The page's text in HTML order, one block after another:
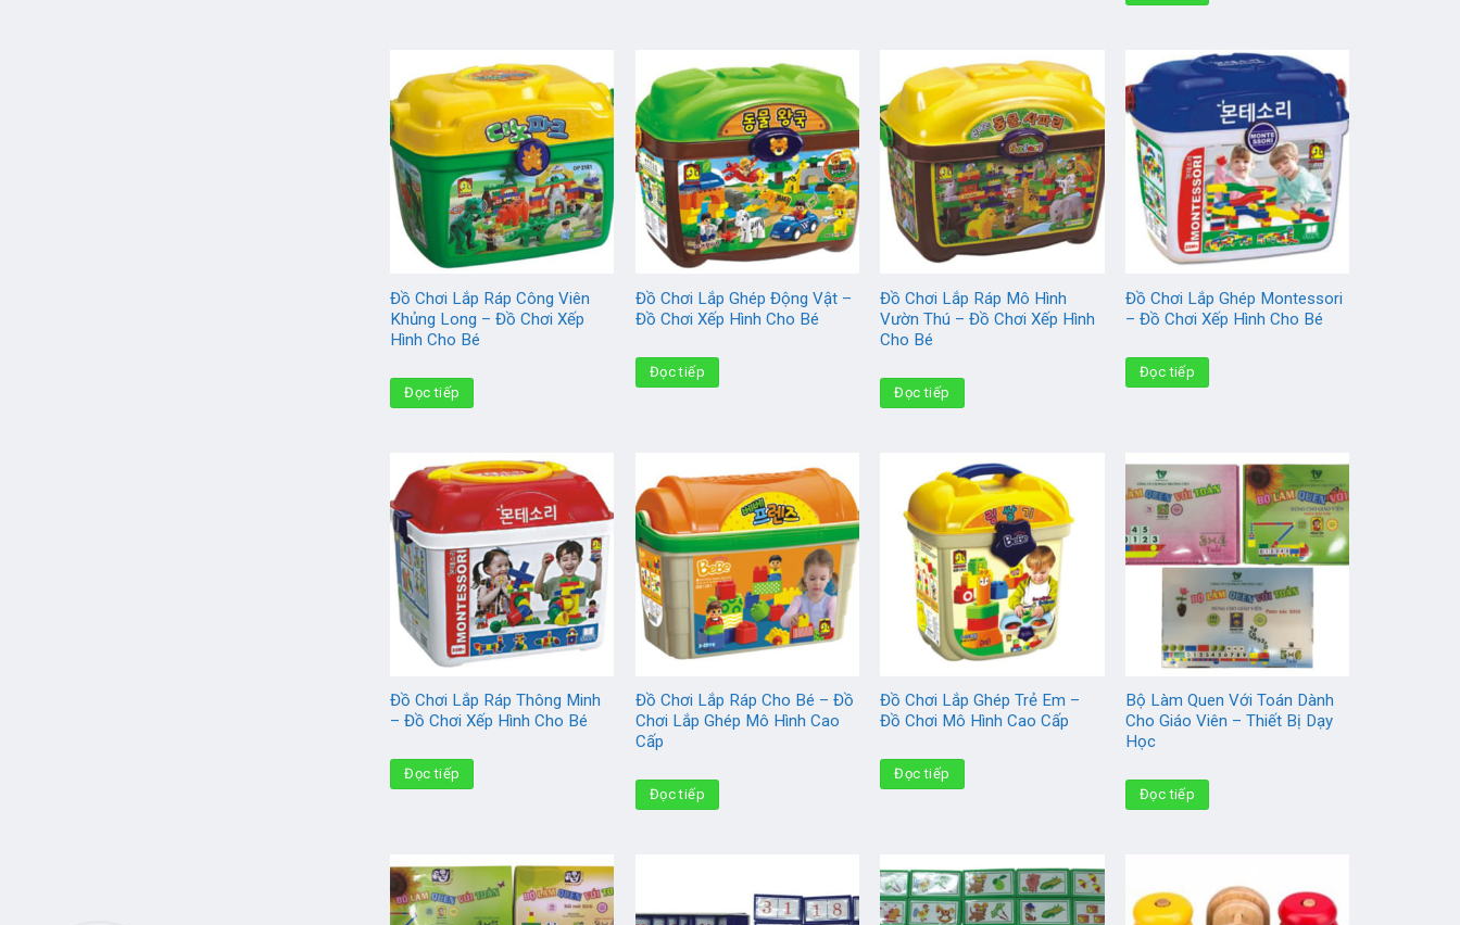
Đồ Chơi Lắp Ráp Công Viên
Khủng Long – Đồ Chơi Xếp
Hình Cho Bé
Đọc tiếp
Đồ Chơi Lắp Ghép Động Vật –
Đồ Chơi Xếp Hình Cho Bé
Đọc tiếp
Đồ Chơi Lắp Ráp Mô Hình
Vườn Thú – Đồ Chơi Xếp Hình
Cho Bé
Đọc tiếp
Đồ Chơi Lắp Ghép Montessori
– Đồ Chơi Xếp Hình Cho Bé
Đọc tiếp
Đồ Chơi Lắp Ráp Thông Minh
– Đồ Chơi Xếp Hình Cho Bé
Đọc tiếp
Đồ Chơi Lắp Ráp Cho Bé – Đồ
Chơi Lắp Ghép Mô Hình Cao
Cấp
Đọc tiếp
Đồ Chơi Lắp Ghép Trẻ Em –
Đồ Chơi Mô Hình Cao Cấp
Đọc tiếp
Bộ Làm Quen Với Toán Dành
Cho Giáo Viên – Thiết Bị Dạy
Học
Đọc tiếp